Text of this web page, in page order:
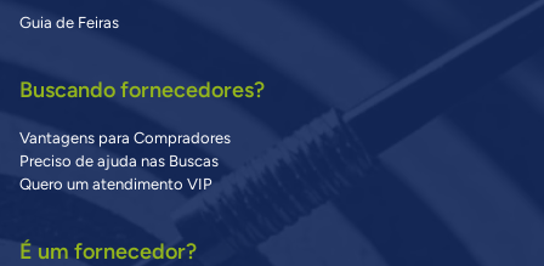
Guia de Feiras
Buscando fornecedores?
Vantagens para Compradores
Preciso de ajuda nas Buscas
Quero um atendimento VIP
É um fornecedor?